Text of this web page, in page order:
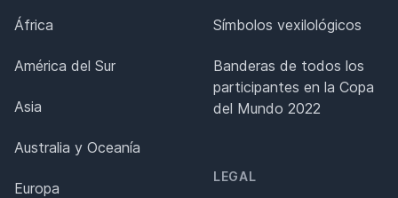
África
América del Sur
Asia
Australia y Oceanía
Europa
Símbolos vexilológicos
Banderas de todos los
participantes en la Copa
del Mundo 2022
LEGAL